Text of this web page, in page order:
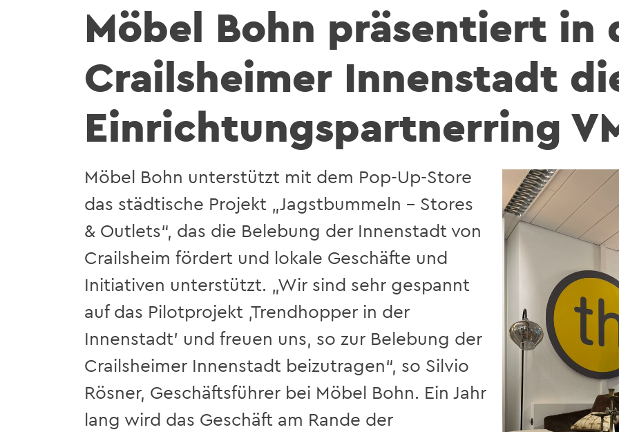
Möbel Bohn präsentiert in
Crailsheimer Innenstadt
Einrichtungspartnerring
Möbel Bohn unterstützt mit dem Pop-Up-Store
das städtische Projekt „Jagstbummeln – Stores
& Outlets“, das die Belebung der Innenstadt von
Crailsheim fördert und lokale Geschäfte und
Initiativen unterstützt. „Wir sind sehr gespannt
auf das Pilotprojekt ‚Trendhopper in der
Innenstadt’ und freuen uns, so zur Belebung der
Crailsheimer Innenstadt beizutragen“, so Silvio
Rösner, Geschäftsführer bei Möbel Bohn. Ein Jahr
lang wird das Geschäft am Rande der